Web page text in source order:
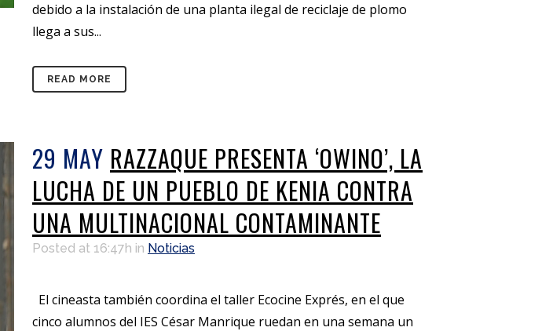
debido a la instalación de una planta ilegal de reciclaje de plomo
llega a sus...
READ MORE
29 MAY RAZZAQUE PRESENTA ‘OWINO’, LA
LUCHA DE UN PUEBLO DE KENIA CONTRA
UNA MULTINACIONAL CONTAMINANTE
Posted at 16:47h in Noticias
El cineasta también coordina el taller Ecocine Exprés, en el que
cinco alumnos del IES César Manrique ruedan en una semana un